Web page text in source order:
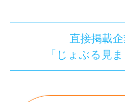
直接掲載
「じょぶる見